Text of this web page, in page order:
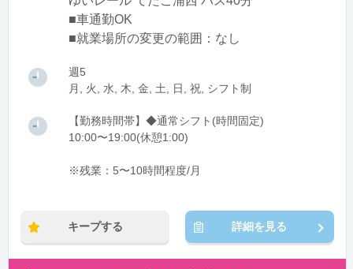
■車通勤OK
■就業場所の変更の範囲：なし
週5
月, 火, 水, 木, 金, 土, 日, 祝, シフト制
【勤務時間帯】◆通常シフト(時間固定)
10:00〜19:00(休憩1:00)
※残業：5〜10時間程度/月
キープする 詳細を見る